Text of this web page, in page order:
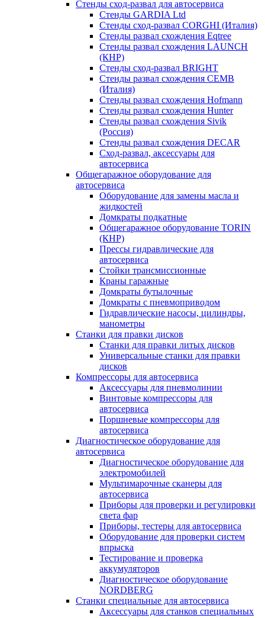
Стенды сход-развал для автосервиса
Стенды GARDIA Ltd
Стенды сход-развал CORGHI (Италия)
Стенды развал схождения Eqtree
Стенды развал схождения LAUNCH
(КНР)
Стенды сход-развал BRIGHT
Стенды развал схождения CEMB
(Италия)
Стенды развал схождения Hofmann
Стенды развал схождения Hunter
Стенды развал схождения Sivik
(Россия)
Стенды развал схождения DECAR
Сход-развал, аксессуары для
автосервиса
Общегаражное оборудование для
автосервиса
Оборудование для замены масла и
жидкостей
Домкраты подкатные
Общегаражное оборудование TORIN
(КНР)
Прессы гидравлические для
автосервиса
Стойки трансмиссионные
Краны гаражные
Домкраты бутылочные
Домкраты с пневмоприводом
Гидравлические насосы, цилиндры,
манометры
Станки для правки дисков
Станки для правки литых дисков
Универсальные станки для правки
дисков
Компрессоры для автосервиса
Аксессуары для пневмолинии
Винтовые компрессоры для
автосервиса
Поршневые компрессоры для
автосервиса
Диагностическое оборудование для
автосервиса
Диагностическое оборудование для
электромобилей
Мультимарочные сканеры для
автосервиса
Приборы для проверки и регулировки
света фар
Приборы, тестеры для автосервиса
Оборудование для проверки систем
впрыска
Тестирование и проверка
аккумуляторов
Диагностическое оборудование
NORDBERG
Станки специальные для автосервиса
Аксессуары для станков специальных